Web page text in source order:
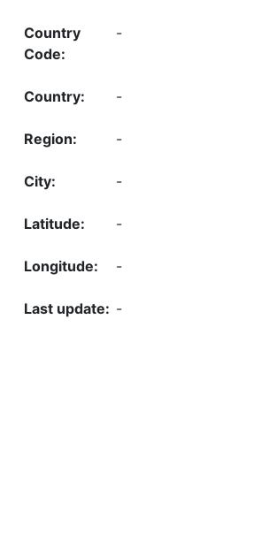
-
-
-
-
-
-
-